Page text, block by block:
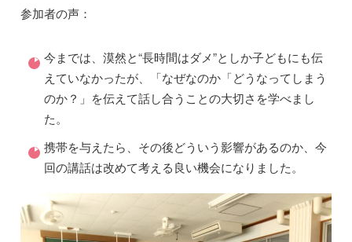
参加者の声：
今までは、漠然と“長時間はダメ”としか子どもにも伝
えていなかったが、「なぜなのか「どうなってしまう
のか？」を伝えて話し合うことの大切さを学べまし
た。
携帯を与えたら、その後どういう影響があるのか、今
回の講話は改めて考える良い機会になりました。